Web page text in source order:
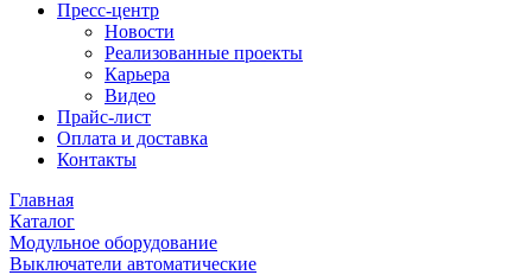
Пресс-центр
Новости
Реализованные проекты
Карьера
Видео
Прайс-лист
Оплата и доставка
Контакты
Главная
Каталог
Модульное оборудование
Выключатели автоматические